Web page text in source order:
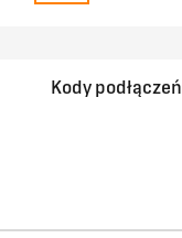
Kody podłączeń